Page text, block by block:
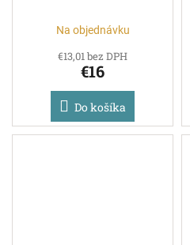
Na objednávku
€13,01 bez DPH
€16
Do košíka